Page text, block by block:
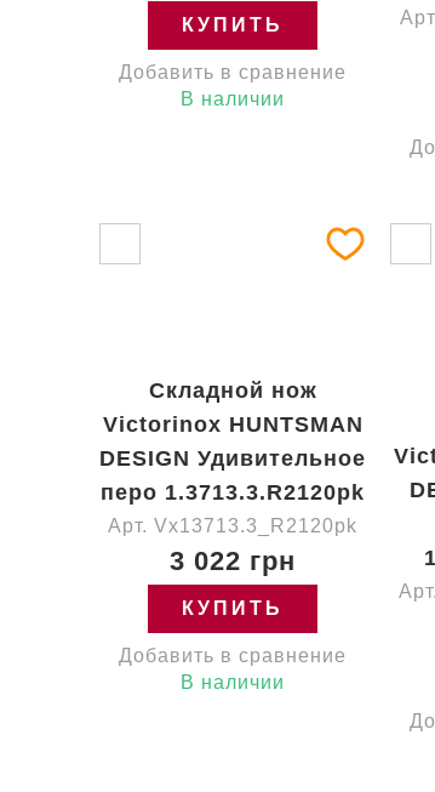
КУПИТЬ
Добавить в сравнение
В наличии
Складной нож
Victorinox HUNTSMAN
DESIGN Удивительное
перо 1.3713.3.R2120pk
Арт. Vx13713.3_R2120pk
3 022 грн
КУПИТЬ
Добавить в сравнение
В наличии